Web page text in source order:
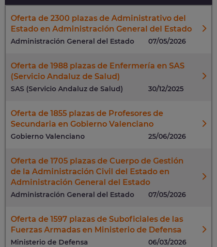
Oferta de 2300 plazas de Administrativo del
Estado en Administración General del Estado
Administración General del Estado 07/05/2026
Oferta de 1988 plazas de Enfermería en SAS
(Servicio Andaluz de Salud)
SAS (Servicio Andaluz de Salud) 30/12/2025
Oferta de 1855 plazas de Profesores de
Secundaria en Gobierno Valenciano
Gobierno Valenciano 25/06/2026
Oferta de 1705 plazas de Cuerpo de Gestión
de la Administración Civil del Estado en
Administración General del Estado
Administración General del Estado 07/05/2026
Oferta de 1597 plazas de Suboficiales de las
Fuerzas Armadas en Ministerio de Defensa
Ministerio de Defensa 06/03/2026